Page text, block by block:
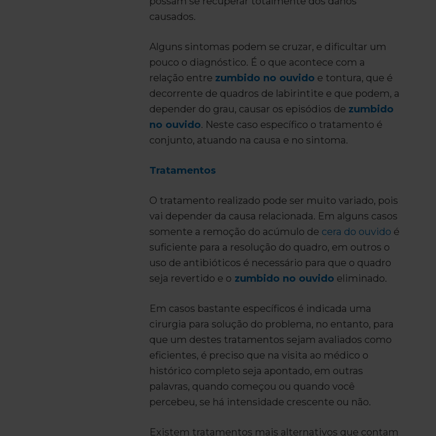
causados.
Alguns sintomas podem se cruzar, e dificultar um
pouco o diagnóstico. É o que acontece com a
relação entre zumbido no ouvido e tontura, que é
decorrente de quadros de labirintite e que podem, a
depender do grau, causar os episódios de zumbido
no ouvido. Neste caso específico o tratamento é
conjunto, atuando na causa e no sintoma.
Tratamentos
O tratamento realizado pode ser muito variado, pois
vai depender da causa relacionada. Em alguns casos
somente a remoção do acúmulo de cera do ouvido é
suficiente para a resolução do quadro, em outros o
uso de antibióticos é necessário para que o quadro
seja revertido e o zumbido no ouvido eliminado.
Em casos bastante específicos é indicada uma
cirurgia para solução do problema, no entanto, para
que um destes tratamentos sejam avaliados como
eficientes, é preciso que na visita ao médico o
histórico completo seja apontado, em outras
palavras, quando começou ou quando você
percebeu, se há intensidade crescente ou não.
Existem tratamentos mais alternativos que contam